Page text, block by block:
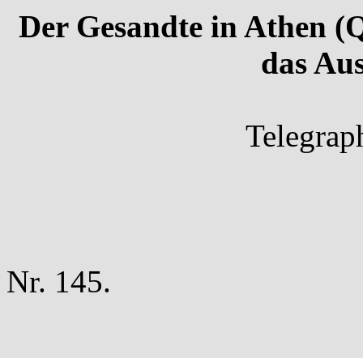
Der Gesandte in Athen
das
Nr. 145.